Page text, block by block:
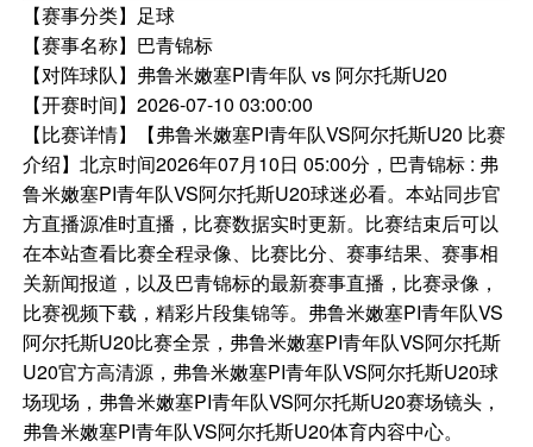
【赛事分类】 足球
【赛事名称】 巴青锦标
【对阵球队】 弗鲁米嫩塞PI青年队 vs 阿尔托斯U20
【开赛时间】2026-07-10 03:00:00
【比赛详情】
【弗鲁米嫩塞PI青年队VS阿尔托斯U20 比赛
介绍】北京时间2026年07月10日 05:00分，巴青锦标 : 弗
鲁米嫩塞PI青年队VS阿尔托斯U20球迷必看。本站同步官
方直播源准时直播，比赛数据实时更新。比赛结束后可以
在本站查看比赛全程录像、比赛比分、赛事结果、赛事相
关新闻报道，以及巴青锦标的最新赛事直播，比赛录像，
比赛视频下载，精彩片段集锦等。弗鲁米嫩塞PI青年队VS
阿尔托斯U20比赛全景，弗鲁米嫩塞PI青年队VS阿尔托斯
U20官方高清源，弗鲁米嫩塞PI青年队VS阿尔托斯U20球
场现场，弗鲁米嫩塞PI青年队VS阿尔托斯U20赛场镜头，
弗鲁米嫩塞PI青年队VS阿尔托斯U20体育内容中心。